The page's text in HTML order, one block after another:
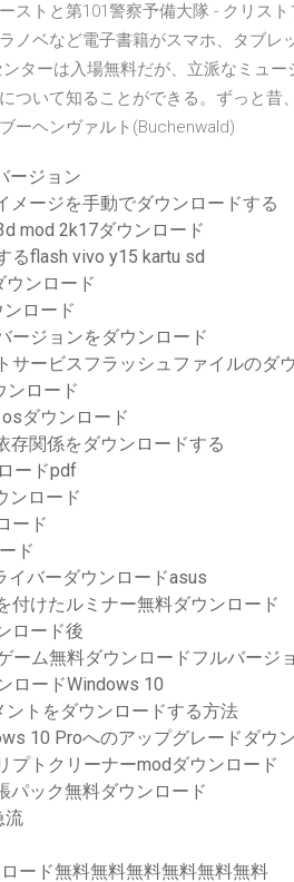
ストと第101警察予備大隊 - クリス
ノベなど電子書籍がスマホ、タブレ
ターは入場無料だが、立派なミュ
ついて知ることができる。ずっと昔
ーヘンヴァルト(Buchenwald)
ージョン
メージを手動でダウンロードする
mod 2k17ダウンロード
るflash vivo y15 kartu sd
ンロード
ロード
ージョンをダウンロード
サービスフラッシュファイルのダ
ンロード
ダウンロード
存関係をダウンロードする
ードpdf
ンロード
ード
ド
イバーダウンロードasus
付けたルミナー無料ダウンロード
ロード後
ーム無料ダウンロードフルバージ
ロードWindows 10
トをダウンロードする方法
10 Proへのアップグレードダウ
プトクリーナーmodダウンロード
パック無料ダウンロード
流
ード無料無料無料無料無料無料